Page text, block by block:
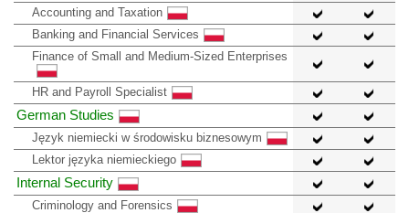
Accounting and Taxation
Banking and Financial Services
Finance of Small and Medium-Sized Enterprises
HR and Payroll Specialist
German Studies
Język niemiecki w środowisku biznesowym
Lektor języka niemieckiego
Internal Security
Criminology and Forensics